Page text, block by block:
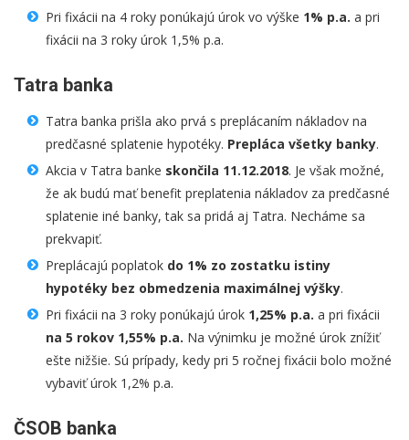
Pri fixácii na 4 roky ponúkajú úrok vo výške 1% p.a. a pri
fixácii na 3 roky úrok 1,5% p.a.
Tatra banka
Tatra banka prišla ako prvá s preplácaním nákladov na
predčasné splatenie hypotéky. Prepláca všetky banky.
Akcia v Tatra banke skončila 11.12.2018. Je však možné,
že ak budú mať benefit preplatenia nákladov za predčasné
splatenie iné banky, tak sa pridá aj Tatra. Necháme sa
prekvapiť.
Preplácajú poplatok do 1% zo zostatku istiny
hypotéky bez obmedzenia maximálnej výšky.
Pri fixácii na 3 roky ponúkajú úrok 1,25% p.a. a pri fixácii
na 5 rokov 1,55% p.a. Na výnimku je možné úrok znížiť
ešte nižšie. Sú prípady, kedy pri 5 ročnej fixácii bolo možné
vybaviť úrok 1,2% p.a.
ČSOB banka